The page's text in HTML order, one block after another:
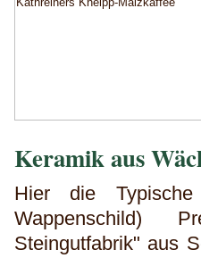
Keramik aus
Hier die
Wappenschild)
Steingutfabrik" aus